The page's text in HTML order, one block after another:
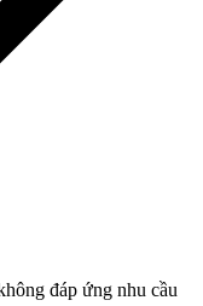
đáp ứng nhu cầu